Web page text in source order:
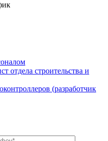
отдела строительства и
(разработчик